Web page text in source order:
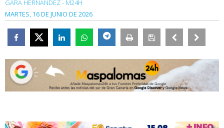
GARA HERNÁNDEZ - M24H
MARTES, 16 DE JUNIO DE 2026